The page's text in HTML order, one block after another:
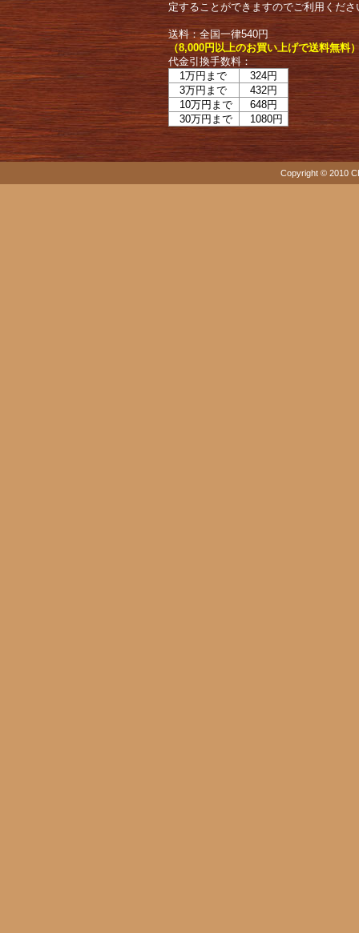
定することができますのでご利用くださ
送料：全国一律540円
（8,000円以上のお買い上げで送料無料
代金引換手数料：
1万円まで
324円
3万円まで
432円
10万円まで
648円
30万円まで
1080円
Copyright © 2010